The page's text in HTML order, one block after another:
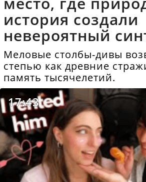
история создали
невероятный
Меловые столбы-дивы
степью как древние
память тысячелетий.
17:43